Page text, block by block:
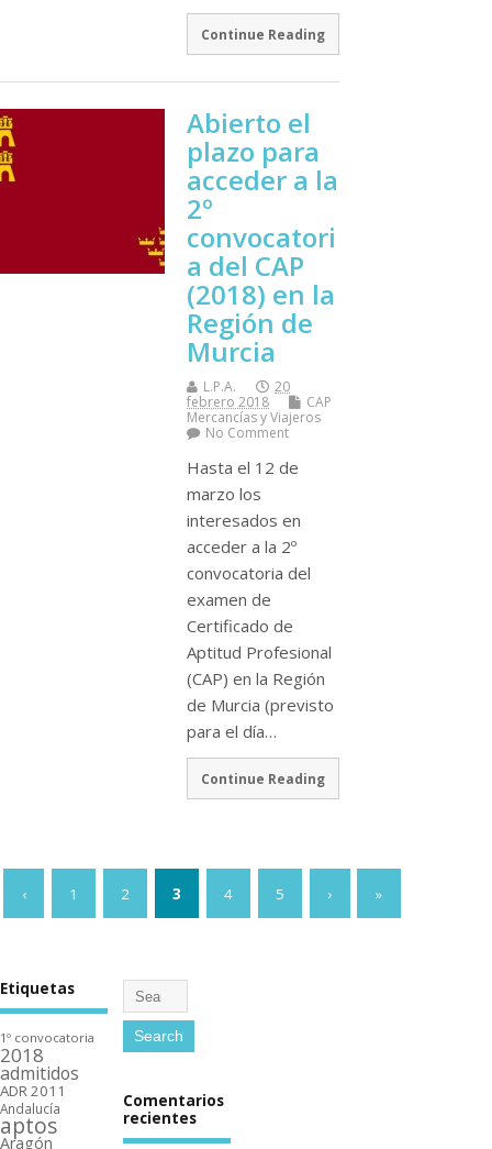
Continue Reading
Abierto el
plazo para
acceder a la
2º
convocatori
a del CAP
(2018) en la
Región de
Murcia
L.P.A.
20
febrero 2018
CAP
Mercancí­as y Viajeros
No Comment
Hasta el 12 de
marzo los
interesados en
acceder a la 2º
convocatoria del
examen de
Certificado de
Aptitud Profesional
(CAP) en la Región
de Murcia (previsto
para el dí­a…
Continue Reading
‹ 1 2 3 4 5 › »
Etiquetas
1º convocatoria
2018
admitidos
ADR 2011
Andalucí­a
aptos
Aragón
Comentarios
recientes